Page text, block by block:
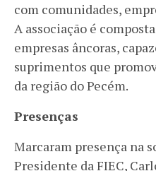
com comunidades,
A associação é
empresas âncoras,
suprimentos que
da região do Pecém.
Presenças
Marcaram presença na
Presidente da FIEC,